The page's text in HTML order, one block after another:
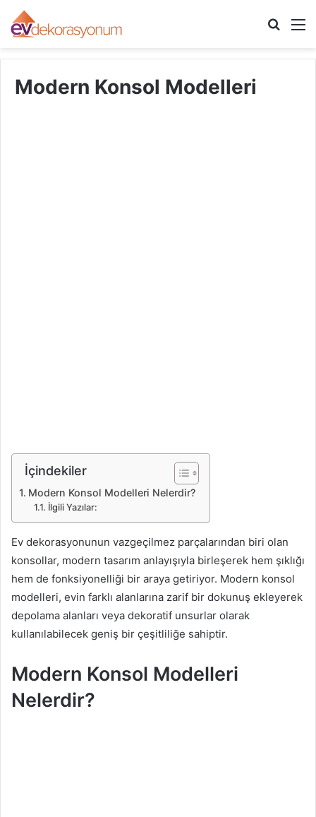
Arama
Modern Konsol Modelleri
İçindekiler
Modern Konsol Modelleri Nelerdir?
İlgili Yazılar:
Ev dekorasyonunun vazgeçilmez parçalarından biri olan
konsollar, modern tasarım anlayışıyla birleşerek hem şıklığı
hem de fonksiyonelliği bir araya getiriyor. Modern konsol
modelleri, evin farklı alanlarına zarif bir dokunuş ekleyerek
depolama alanları veya dekoratif unsurlar olarak
kullanılabilecek geniş bir çeşitliliğe sahiptir.
Modern Konsol Modelleri
Nelerdir?